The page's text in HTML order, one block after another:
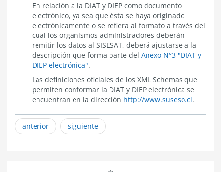
En relación a la DIAT y DIEP como documento
electrónico, ya sea que ésta se haya originado
electrónicamente o se refiera al formato a través del
cual los organismos administradores deberán
remitir los datos al SISESAT, deberá ajustarse a la
descripción que forma parte del Anexo N°3 "DIAT y
DIEP electrónica".
Las definiciones oficiales de los XML Schemas que
permiten conformar la DIAT y DIEP electrónica se
encuentran en la dirección http://www.suseso.cl.
anterior siguiente